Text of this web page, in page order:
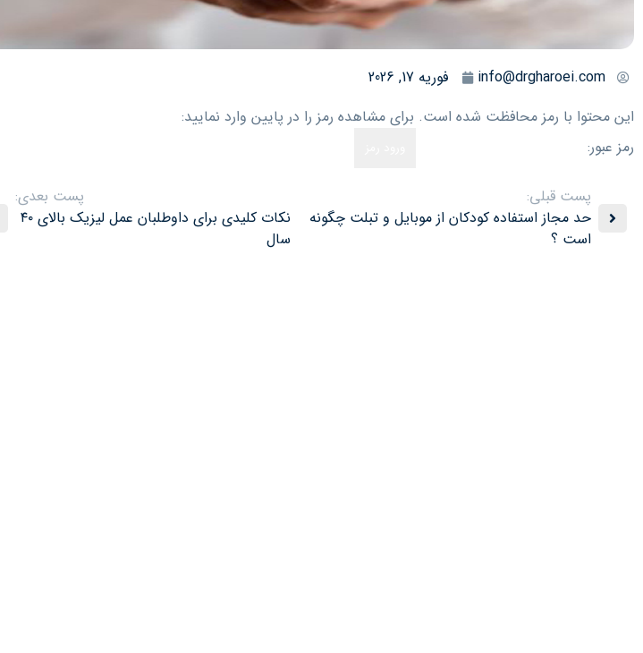
info@drgharoei.com
فوریه 17, 2026
این محتوا با رمز محافظت شده است. برای مشاهده رمز را در پایین وارد نمایید:
رمز عبور:
پست قبلی:
حد مجاز استفاده کودکان از موبایل و تبلت چگونه
است ؟
پست بعدی:
نکات کلیدی برای داوطلبان عمل لیزیک بالای ۴۰
سال